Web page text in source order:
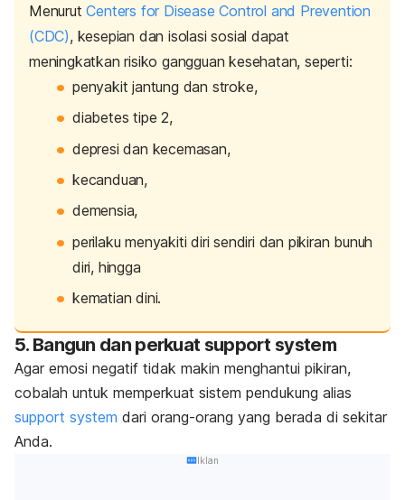
MenurutCenters for Disease Control and Prevention
(CDC), kesepian dan isolasi sosial dapat
meningkatkan risiko gangguan kesehatan, seperti:
penyakit jantung dan stroke,
diabetes tipe 2,
depresi dan kecemasan,
kecanduan,
demensia,
perilaku menyakiti diri sendiri dan pikiran bunuh
diri, hingga
kematian dini.
5. Bangun dan perkuat support system
Agar emosi negatif tidak makin menghantui pikiran,
cobalah untuk memperkuat sistem pendukung alias
support system dari orang-orang yang berada di sekitar
Anda.
Iklan